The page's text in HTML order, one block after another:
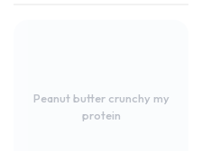
Peanut butter crunchy my
protein